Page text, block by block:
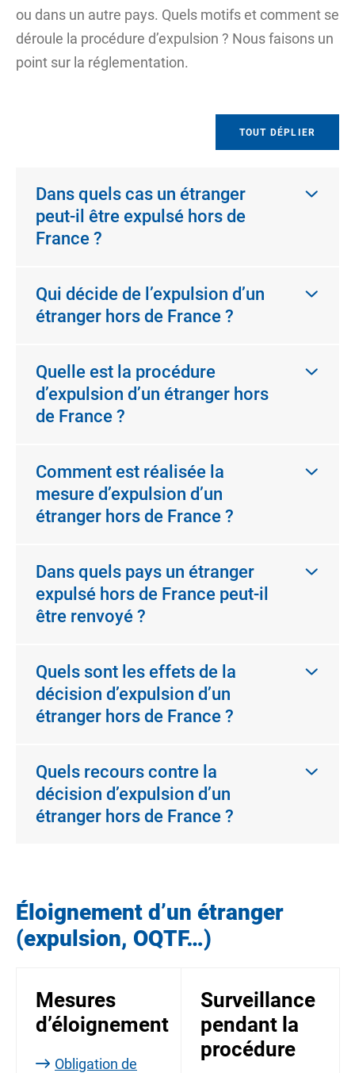
ou dans un autre pays. Quels motifs et comment se
déroule la procédure d’expulsion ? Nous faisons un
point sur la réglementation.
TOUT DÉPLIER
Dans quels cas un étranger
peut-il être expulsé hors de
France ?
Qui décide de l’expulsion d’un
étranger hors de France ?
Quelle est la procédure
d’expulsion d’un étranger hors
de France ?
Comment est réalisée la
mesure d’expulsion d’un
étranger hors de France ?
Dans quels pays un étranger
expulsé hors de France peut-il
être renvoyé ?
Quels sont les effets de la
décision d’expulsion d’un
étranger hors de France ?
Quels recours contre la
décision d’expulsion d’un
étranger hors de France ?
Éloignement d’un étranger
(expulsion, OQTF…)
Mesures
d’éloignement
Obligation de
Surveillance
pendant la
procédure